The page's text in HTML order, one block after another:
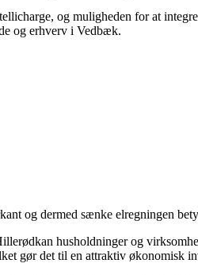
og muligheden for at
og erhverv i Vedbæk.
og dermed sænke elregningen
husholdninger og
gør det til en attraktiv økonomisk